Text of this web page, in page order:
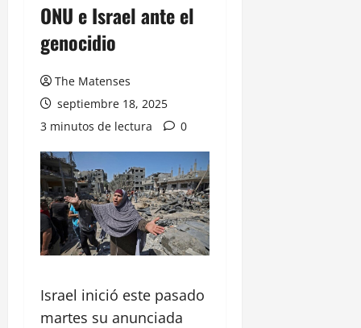
ONU e Israel ante el
genocidio
The Matenses
septiembre 18, 2025
3 minutos de lectura
0
Israel inició este pasado
martes su anunciada